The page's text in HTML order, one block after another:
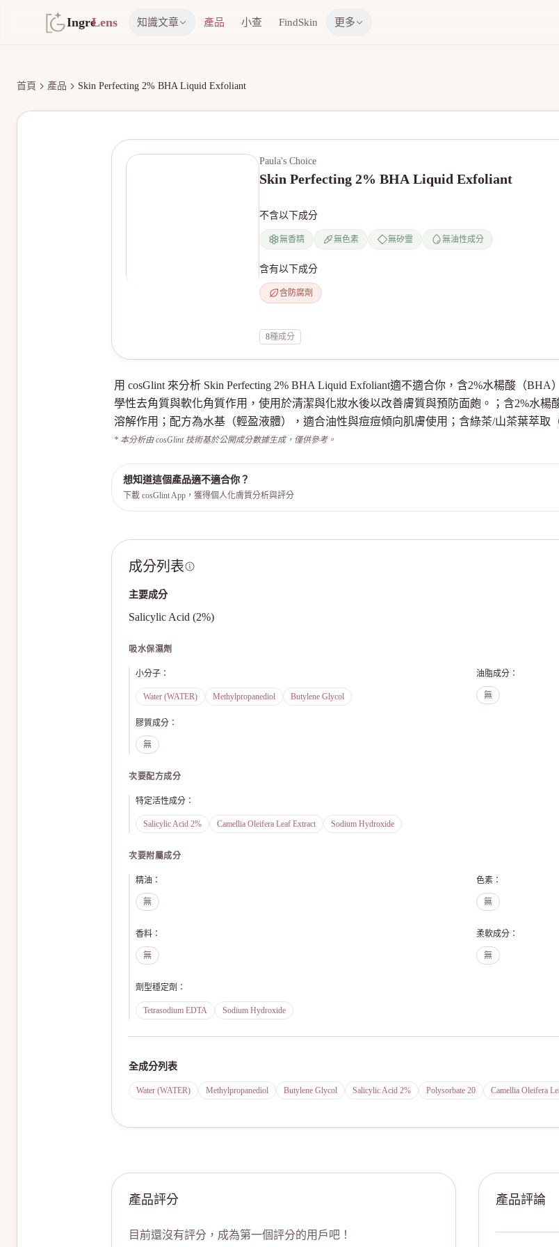
IngreLens 知識文章 產品 小查 FindSkin 更多
首頁 產品 Skin Perfecting 2% BHA Liquid Exfoliant
Paula's Choice
Skin Perfecting 2% BHA Liquid Exfoliant
不含以下成分
無香精 無色素 無矽靈 無油性成分
含有以下成分
含防腐劑
8種成分
用 cosGlint 來分析 Skin Perfecting 2% BHA Liquid Exfoliant適不適合你，含2%水楊酸（
學性去角質與軟化角質作用，使用於清潔與化妝水後以改善膚質與預防面皰。；含2%水楊
溶解作用；配方為水基（輕盈液體），適合油性與痘痘傾向肌膚使用；含綠茶/山茶葉萃取
* 本分析由 cosGlint 技術基於公開成分數據生成，僅供參考。
想知道這個產品適不適合你？
下載 cosGlint App，獲得個人化膚質分析與評分
成分列表
主要成分
Salicylic Acid (2%)
吸水保濕劑
小分子 ：
Water (WATER) Methylpropanediol Butylene Glycol
油脂成分 ：
無
膠質成分 ：
無
次要配方成分
特定活性成分 ：
Salicylic Acid 2% Camellia Oleifera Leaf Extract Sodium Hydroxide
次要附屬成分
精油 ：
無
色素 ：
無
香料 ：
無
柔軟成分 ：
無
劑型穩定劑 ：
Tetrasodium EDTA Sodium Hydroxide
全成分列表
Water (WATER) Methylpropanediol Butylene Glycol Salicylic Acid 2% Polysorbate 20 Camellia Oleifera
產品評分
目前還沒有評分，成為第一個評分的用戶吧！
產品評論